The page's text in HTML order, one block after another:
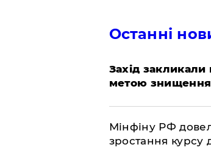
Останні
​Захід
метою знищення
​Мінфіну РФ
зростання курсу